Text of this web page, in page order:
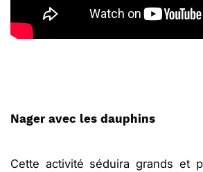
Nager avec les dauphins
Cette activité séduira grands et